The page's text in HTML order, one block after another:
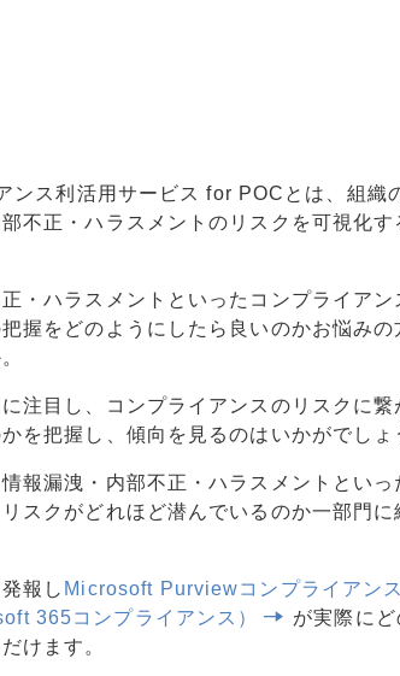
ンス利活用サービス for POCとは、組織
不正・ハラスメントのリスクを可視化す
・ハラスメントといったコンプライアン
握をどのようにしたら良いのかお悩みの
注目し、コンプライアンスのリスクに繋
を把握し、傾向を見るのはいかがでしょ
報漏洩・内部不正・ハラスメントといっ
スクがどれほど潜んでいるのか一部門に
報し Microsoft Purviewコンプライアン
365コンプライアンス）
が実際にど
けます。